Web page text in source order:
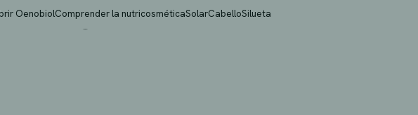
OenobiolComprender la nutricosméticaSolarCabelloSilueta